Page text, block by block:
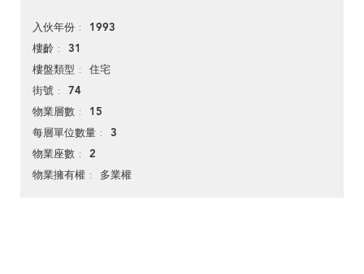
入伙年份 1993
樓齡 31
樓盤類型 住宅
街號 74
物業層數 15
每層單位數量 3
物業座數 2
物業擁有權 多業權